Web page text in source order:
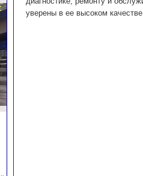
уверены в ее высоком